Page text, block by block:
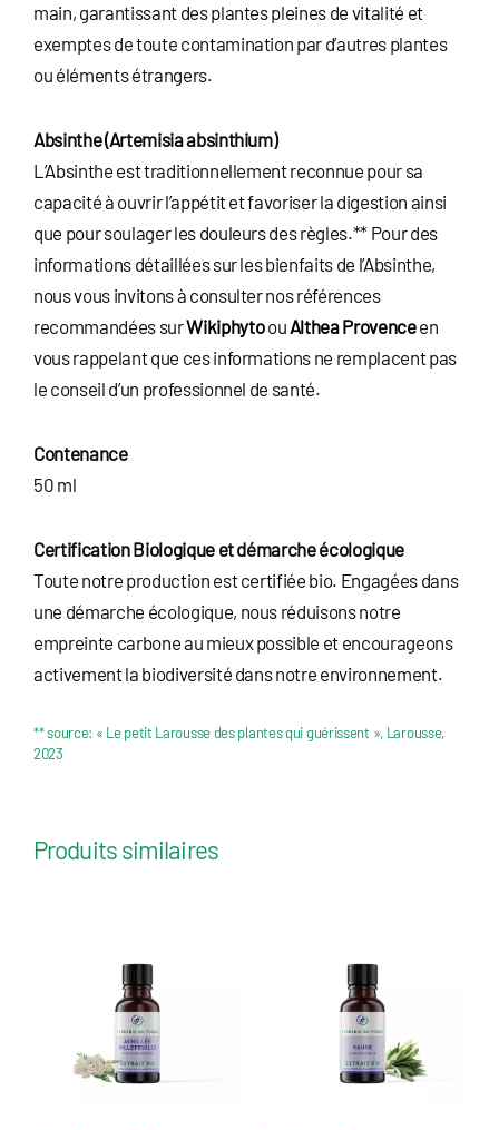
main, garantissant des plantes pleines de vitalité et
exemptes de toute contamination par d’autres plantes
ou éléments étrangers.
Absinthe (Artemisia absinthium)
L’Absinthe est traditionnellement reconnue pour sa
capacité à ouvrir l’appétit et favoriser la digestion ainsi
que pour soulager les douleurs des règles.** Pour des
informations détaillées sur les bienfaits de l’Absinthe,
nous vous invitons à consulter nos références
recommandées surWikiphytoouAlthea Provenceen
vous rappelant que ces informations ne remplacent pas
le conseil d’un professionnel de santé.
Contenance
50 ml
Certification Biologique et démarche écologique
Toute notre production est certifiée bio. Engagées dans
une démarche écologique, nous réduisons notre
empreinte carbone au mieux possible et encourageons
activement la biodiversité dans notre environnement.
** source: « Le petit Larousse des plantes qui guérissent », Larousse,
2023
Produits similaires